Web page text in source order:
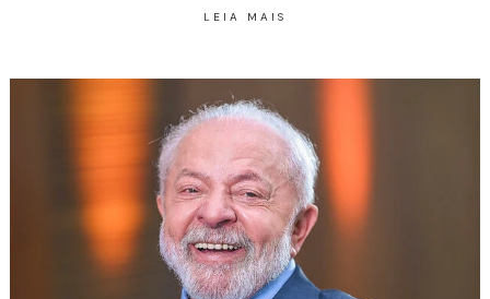
LEIA MAIS